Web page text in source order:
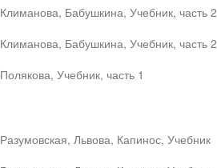
Климанова, Бабушкина, Учебник, часть 2
Климанова, Бабушкина, Учебник, часть 2
Полякова, Учебник, часть 1
Разумовская, Львова, Капинос, Учебник